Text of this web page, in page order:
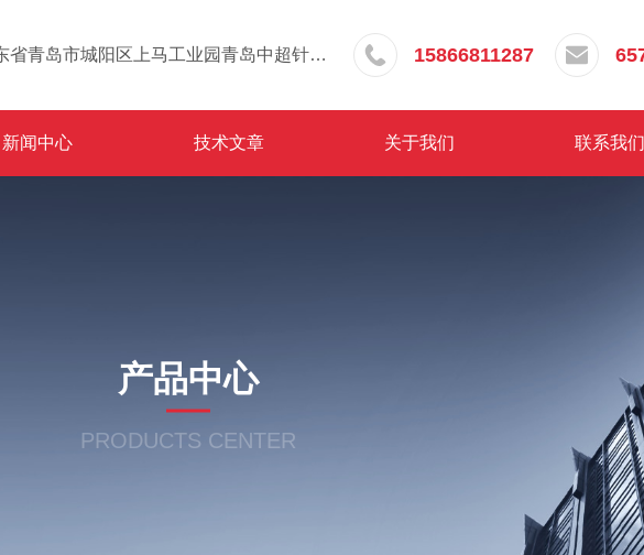
山东省青岛市城阳区上马工业园青岛中超针织有限公司院内东办公楼三层 15866811287
新闻中心 技术文章 关于我们 联系我们
产品中心
PRODUCTS CENTER